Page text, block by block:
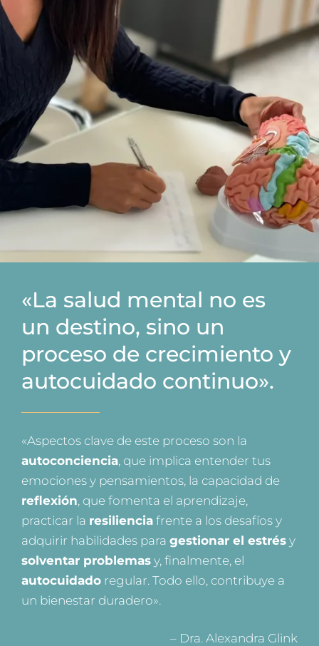
«La salud mental no es
un destino, sino un
proceso de crecimiento y
autocuidado continuo».
«Aspectos clave de este proceso son la
autoconciencia, que implica entender tus
emociones y pensamientos, la capacidad de
reflexión, que fomenta el aprendizaje,
practicar la resiliencia frente a los desafíos y
adquirir habilidades para gestionar el estrés y
solventar problemas y, finalmente, el
autocuidado regular. Todo ello, contribuye a
un bienestar duradero».
– Dra. Alexandra Glink